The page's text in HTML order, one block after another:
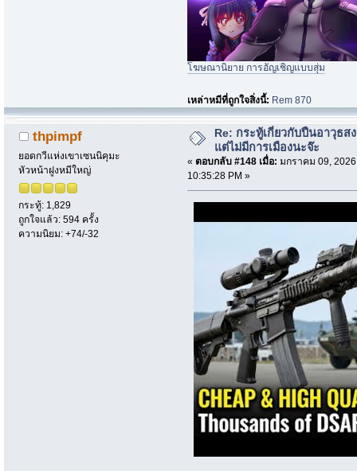
โฆษณานิยาย การอัญเชิญแบบสุ่ม
เหล่าหมีที่ถูกใจสิ่งนี้: Rem 870
thpimpf
ยอดกวีแห่งเขาเซนนิคุมะ
หัวหน้าฝูงหมีใหญ่
กระทู้: 1,829
ถูกใจแล้ว: 594 ครั้ง
ความนิยม: +74/-32
Re: กระทู้เกี่ยวกับปืนอาวุธส
แต่ไม่มีการเมืองนะจ๊ะ
« ตอบกลับ #148 เมื่อ: มกราคม 09,
10:35:28 PM »